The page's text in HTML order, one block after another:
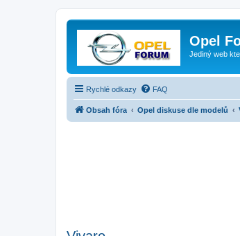
Opel
Jediný web
Rychlé odkazy FAQ
Obsah fóra Opel diskuse dle modelů